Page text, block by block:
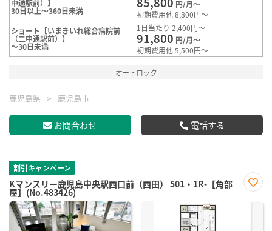
中通駅前）】
30日以上～360日未満
円/月～
初期費用他 8,800円～
ショート【いまきいれ総合病院前
（二中通駅前）】
～30日未満
1日当たり 2,400円～
91,800 円/月～
初期費用他 5,500円～
オートロック
鹿児島県 鹿児島市
お問合わせ 電話する
割引キャンペーン
Kマンスリー鹿児島中央駅西口前（西田） 501・1R-【角部
屋】(No.483426)
に入